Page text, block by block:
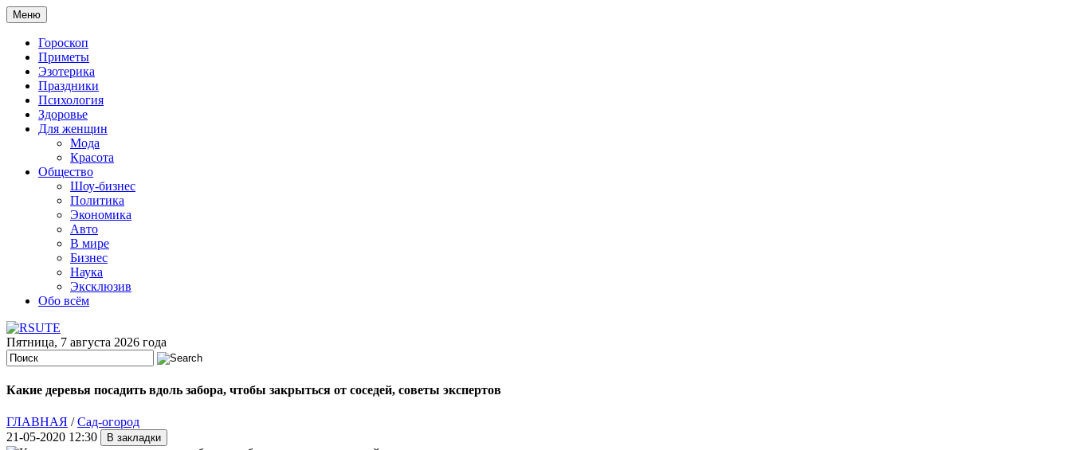
Меню
Гороскоп
Приметы
Эзотерика
Праздники
Психология
Здоровье
Для женщин
Мода
Красота
Общество
Шоу-бизнес
Политика
Экономика
Авто
В мире
Бизнес
Наука
Эксклюзив
Обо всём
Пятница, 7 августа 2026 года
Какие деревья посадить вдоль забора, чтобы закрыться от соседей, советы экспертов
ГЛАВНАЯ /Сад-огород
21-05-2020 12:30